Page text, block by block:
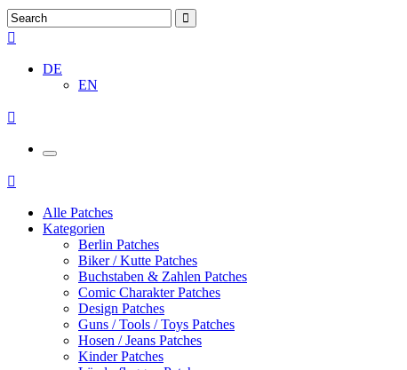
DE
EN
Alle Patches
Kategorien
Berlin Patches
Biker / Kutte Patches
Buchstaben & Zahlen Patches
Comic Charakter Patches
Design Patches
Guns / Tools / Toys Patches
Hosen / Jeans Patches
Kinder Patches